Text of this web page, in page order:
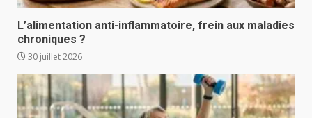
L’alimentation anti-inflammatoire, frein aux maladies
chroniques ?
30 juillet 2026